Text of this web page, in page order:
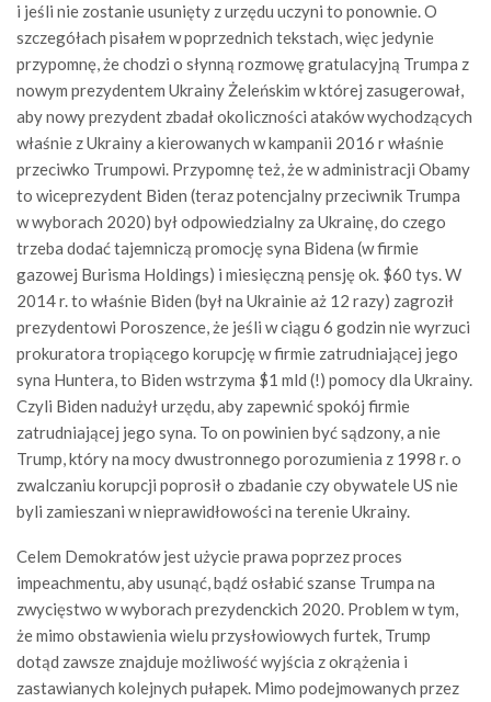
i jeśli nie zostanie usunięty z urzędu uczyni to ponownie. O
szczegółach pisałem w poprzednich tekstach, więc jedynie
przypomnę, że chodzi o słynną rozmowę gratulacyjną Trumpa z
nowym prezydentem Ukrainy Żeleńskim w której zasugerował,
aby nowy prezydent zbadał okoliczności ataków wychodzących
właśnie z Ukrainy a kierowanych w kampanii 2016 r właśnie
przeciwko Trumpowi. Przypomnę też, że w administracji Obamy
to wiceprezydent Biden (teraz potencjalny przeciwnik Trumpa
w wyborach 2020) był odpowiedzialny za Ukrainę, do czego
trzeba dodać tajemniczą promocję syna Bidena (w firmie
gazowej Burisma Holdings) i miesięczną pensję ok. $60 tys. W
2014 r. to właśnie Biden (był na Ukrainie aż 12 razy) zagroził
prezydentowi Poroszence, że jeśli w ciągu 6 godzin nie wyrzuci
prokuratora tropiącego korupcję w firmie zatrudniającej jego
syna Huntera, to Biden wstrzyma $1 mld (!) pomocy dla Ukrainy.
Czyli Biden nadużył urzędu, aby zapewnić spokój firmie
zatrudniającej jego syna. To on powinien być sądzony, a nie
Trump, który na mocy dwustronnego porozumienia z 1998 r. o
zwalczaniu korupcji poprosił o zbadanie czy obywatele US nie
byli zamieszani w nieprawidłowości na terenie Ukrainy.
Celem Demokratów jest użycie prawa poprzez proces
impeachmentu, aby usunąć, bądź osłabić szanse Trumpa na
zwycięstwo w wyborach prezydenckich 2020. Problem w tym,
że mimo obstawienia wielu przysłowiowych furtek, Trump
dotąd zawsze znajduje możliwość wyjścia z okrążenia i
zastawianych kolejnych pułapek. Mimo podejmowanych przez